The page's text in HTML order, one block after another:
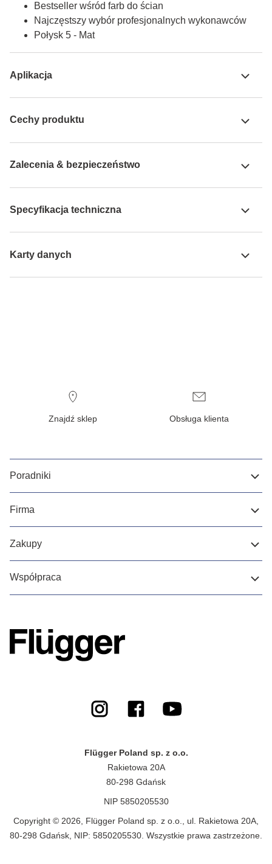
Bestseller wśród farb do ścian
Najczęstszy wybór profesjonalnych wykonawców
Połysk 5 - Mat
Aplikacja
Cechy produktu
Zalecenia & bezpieczeństwo
Specyfikacja techniczna
Karty danych
Znajdź sklep Obsługa klienta
Poradniki
Firma
Zakupy
Współpraca
Flügger Poland sp. z o.o.
Rakietowa 20A
80-298 Gdańsk
NIP 5850205530
Copyright © 2026, Flügger Poland sp. z o.o., ul. Rakietowa 20A,
80-298 Gdańsk, NIP: 5850205530. Wszystkie prawa zastrzeżone.